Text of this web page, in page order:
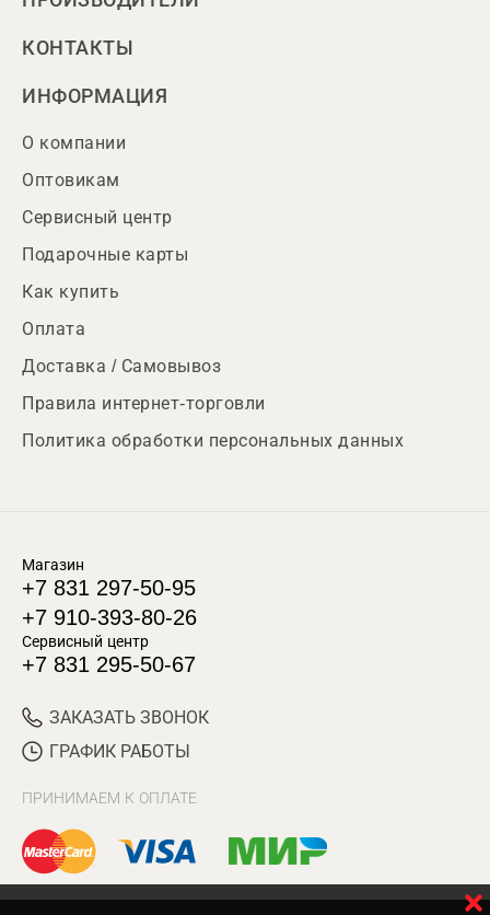
КОНТАКТЫ
ИНФОРМАЦИЯ
О компании
Оптовикам
Сервисный центр
Подарочные карты
Как купить
Оплата
Доставка / Самовывоз
Правила интернет-торговли
Политика обработки персональных данных
Магазин
+7 831 297-50-95
+7 910-393-80-26
Сервисный центр
+7 831 295-50-67
ЗАКАЗАТЬ ЗВОНОК
ГРАФИК РАБОТЫ
ПРИНИМАЕМ К ОПЛАТЕ